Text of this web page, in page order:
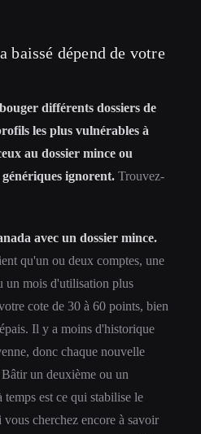
baissé dépend de votre
différents dossiers de
les plus vulnérables à
au dossier mince ou
ignorent. Trouvez-
avec un dossier mince.
qu'un ou deux comptes, une
un mois d'utilisation plus
cote de 30 à 60 points, bien
Il y a moins d'historique
donc chaque nouvelle
un deuxième ou un
est ce qui stabilise le
cherchez encore à savoir